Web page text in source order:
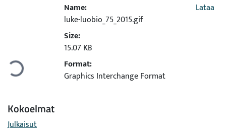
Ladataan...
Name:
luke-luobio_75_2015.gif
Size:
15.07 KB
Format:
Graphics Interchange Format
Lataa
Kokoelmat
Julkaisut